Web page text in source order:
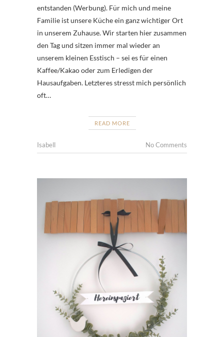
entstanden (Werbung). Für mich und meine
Familie ist unsere Küche ein ganz wichtiger Ort
in unserem Zuhause. Wir starten hier zusammen
den Tag und sitzen immer mal wieder an
unserem kleinen Esstisch – sei es für einen
Kaffee/Kakao oder zum Erledigen der
Hausaufgaben. Letzteres stresst mich persönlich
oft…
READ MORE
Isabell No Comments